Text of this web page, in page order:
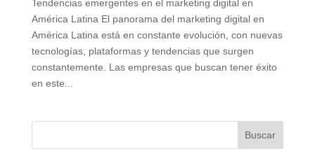
Tendencias emergentes en el marketing digital en
América Latina El panorama del marketing digital en
América Latina está en constante evolución, con nuevas
tecnologías, plataformas y tendencias que surgen
constantemente. Las empresas que buscan tener éxito
en este...